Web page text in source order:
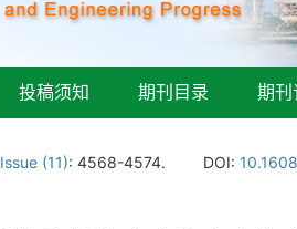
投稿须知 期刊目录 期刊
Issue (11): 4568-4574. DOI: